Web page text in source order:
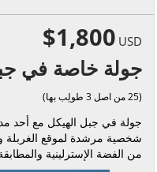
$1,800 USD
جولة خاصة في
(25 من اصل 3 طولِب بها)
جولة في جبل الهيكل مع أحد
شخصية مرشدة لموقع الغربلة
من الفضة الإسترلينية